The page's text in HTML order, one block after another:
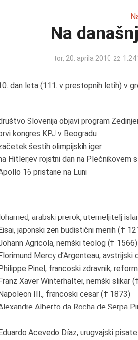
Na
tor, 20. aprila 2010 1.241
dan leta (111. v prestopnih letih) v
Slovenija objavi program
kongres KPJ v Beogradu
šestih olimpijskih iger
Hitlerjev rojstni dan na Plečnikovem
16 pristane na Luni
arabski prerok, utemeljitelj
japonski zen budistični menih (†
Agricola, nemški teolog († 1566)
Mercy d’Argenteau, avstrijski
Pinel, francoski zdravnik,
Xaver Winterhalter, nemški slikar
III., francoski cesar († 1873)
Alberto da Rocha de Serpa
Acevedo Díaz, urugvajski